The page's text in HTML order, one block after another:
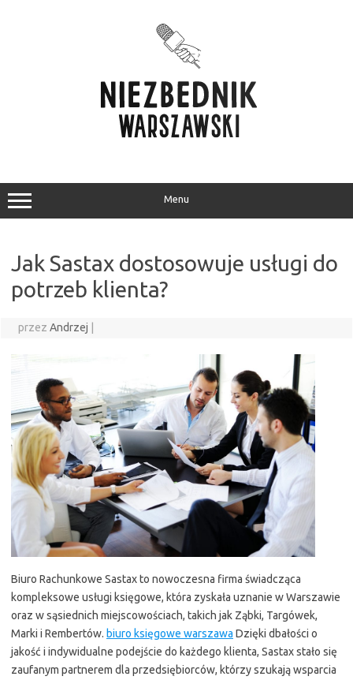
Menu
Jak Sastax dostosowuje usługi do
potrzeb klienta?
przez Andrzej
Biuro Rachunkowe Sastax to nowoczesna firma świadcząca
kompleksowe usługi księgowe, która zyskała uznanie w Warszawie
oraz w sąsiednich miejscowościach, takich jak Ząbki, Targówek,
Marki i Rembertów. biuro księgowe warszawa Dzięki dbałości o
jakość i indywidualne podejście do każdego klienta, Sastax stało się
zaufanym partnerem dla przedsiębiorców, którzy szukają wsparcia